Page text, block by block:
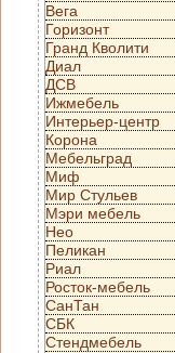
Вега
Горизонт
Гранд Кволити
Диал
ДСВ
Ижмебель
Интерьер-центр
Корона
Мебельград
Миф
Мир Стульев
Мэри мебель
Нео
Пеликан
Риал
Росток-мебель
СанТан
СБК
Стендмебель